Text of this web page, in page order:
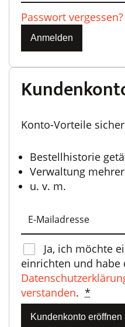
Passwort vergessen?
Anmelden
Konto-Vorteile
Bestellhistorie
Verwaltung
u. v. m.
Ja, ich möchte
einrichten und habe
verstanden. *
Kundenkonto eröffnen